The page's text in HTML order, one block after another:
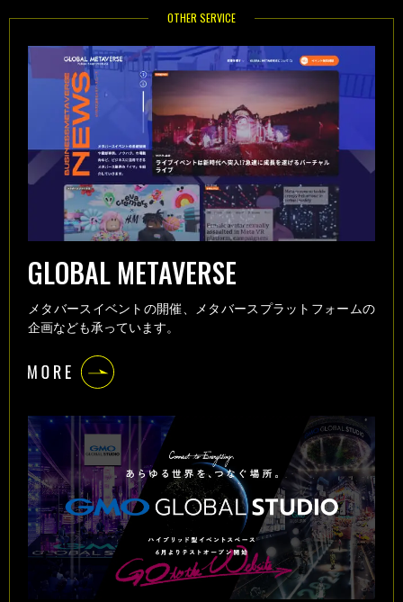
OTHER SERVICE
GLOBAL METAVERSE
メタバースイベントの開催、メタバースプラットフォームの
企画なども承っています。